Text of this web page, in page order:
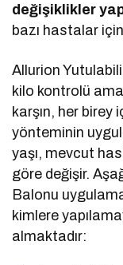
değişiklikler
bazı hastalar
Allurion
kilo kontrolü
karşın, her birey
yönteminin
yaşı, mevcut
göre değişir.
Balonu
kimlere
almaktadır: